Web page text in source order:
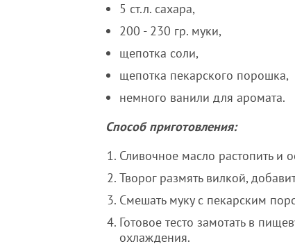
5 ст.л. сахара,
200 - 230 гр. муки,
щепотка соли,
щепотка пекарского порошка,
немного ванили для аромата.
Способ приготовления:
Сливочное масло растопить и
Творог размять вилкой,
Смешать муку с пекарским
Готовое тесто замотать в
охлаждения.